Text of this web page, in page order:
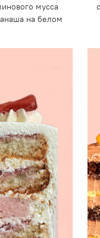
мусса
на белом